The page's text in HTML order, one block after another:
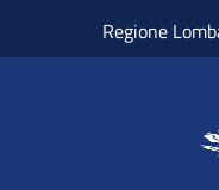
Regione